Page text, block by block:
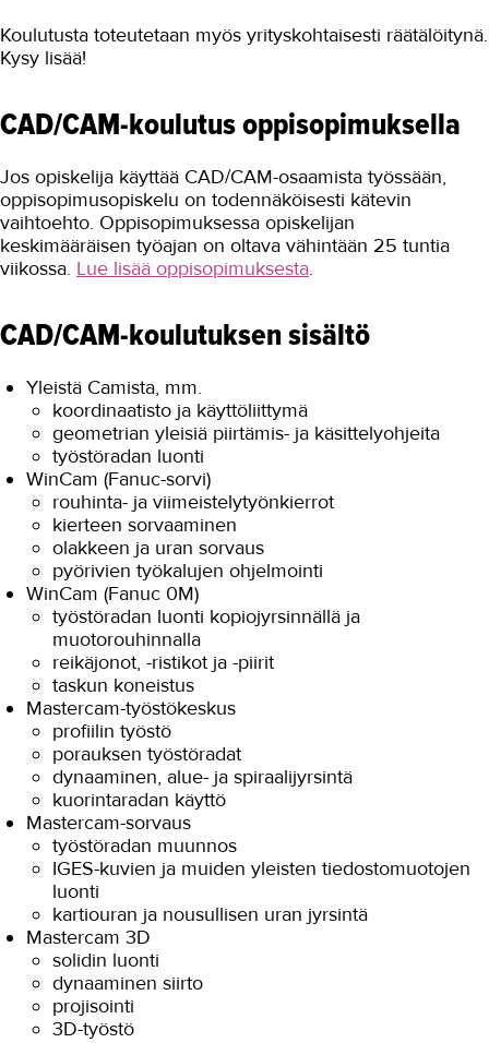
Koulutusta toteutetaan myös yrityskohtaisesti räätälöitynä.
Kysy lisää!
CAD/CAM-koulutus oppisopimuksella
Jos opiskelija käyttää CAD/CAM-osaamista työssään,
oppisopimusopiskelu on todennäköisesti kätevin
vaihtoehto. Oppisopimuksessa opiskelijan
keskimääräisen työajan on oltava vähintään 25 tuntia
viikossa. Lue lisää oppisopimuksesta.
CAD/CAM-koulutuksen sisältö
Yleistä Camista, mm.
koordinaatisto ja käyttöliittymä
geometrian yleisiä piirtämis- ja käsittelyohjeita
työstöradan luonti
WinCam (Fanuc-sorvi)
rouhinta- ja viimeistelytyönkierrot
kierteen sorvaaminen
olakkeen ja uran sorvaus
pyörivien työkalujen ohjelmointi
WinCam (Fanuc 0M)
työstöradan luonti kopiojyrsinnällä ja
muotorouhinnalla
reikäjonot, -ristikot ja -piirit
taskun koneistus
Mastercam-työstökeskus
profiilin työstö
porauksen työstöradat
dynaaminen, alue- ja spiraalijyrsintä
kuorintaradan käyttö
Mastercam-sorvaus
työstöradan muunnos
IGES-kuvien ja muiden yleisten tiedostomuotojen
luonti
kartiouran ja nousullisen uran jyrsintä
Mastercam 3D
solidin luonti
dynaaminen siirto
projisointi
3D-työstö